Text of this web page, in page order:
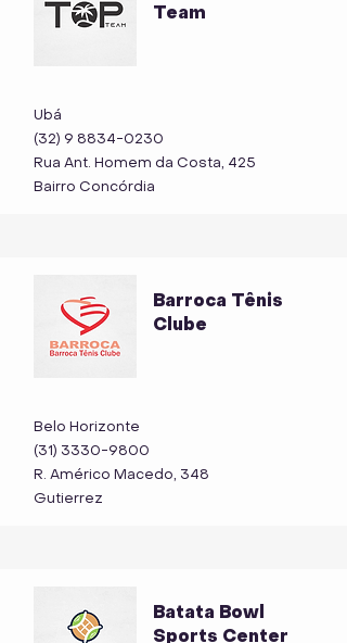
Team
Ubá
(32) 9 8834-0230
Rua Ant. Homem da Costa, 425
Bairro Concórdia
Barroca Tênis
Clube
Belo Horizonte
(31) 3330-9800
R. Américo Macedo, 348
Gutierrez
Batata Bowl
Sports Center